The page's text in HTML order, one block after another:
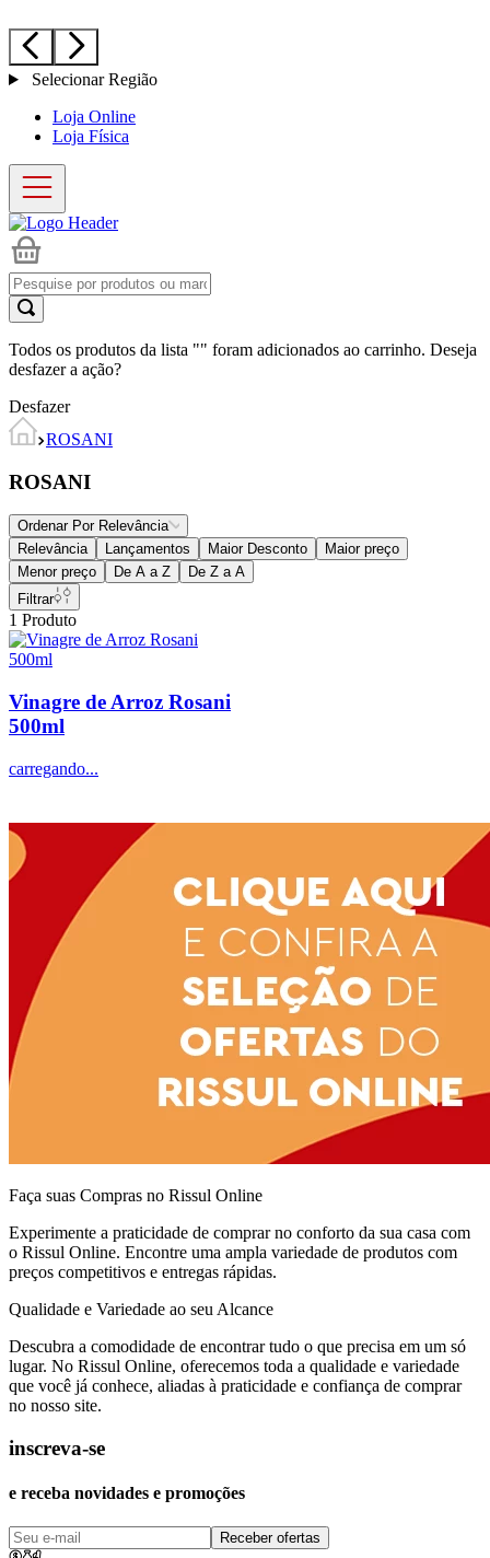
Selecionar Região
Loja Online
Loja Física
Todos os produtos da lista "" foram adicionados ao carrinho. Deseja
desfazer a ação?
Desfazer
ROSANI
ROSANI
Ordenar Por Relevância
Relevância
Lançamentos Maior Desconto
Maior preço
Menor preço
De A a Z
De Z a A
Filtrar
1 Produto
Vinagre de Arroz Rosani
500ml
carregando...
Faça suas Compras no Rissul Online
Experimente a praticidade de comprar no conforto da sua casa com
o Rissul Online. Encontre uma ampla variedade de produtos com
preços competitivos e entregas rápidas.
Qualidade e Variedade ao seu Alcance
Descubra a comodidade de encontrar tudo o que precisa em um só
lugar. No Rissul Online, oferecemos toda a qualidade e variedade
que você já conhece, aliadas à praticidade e confiança de comprar
no nosso site.
inscreva-se
e receba novidades e promoções
Receber ofertas